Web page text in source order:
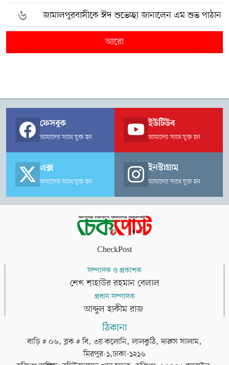
৬ জামালপুরবাসীকে ঈদ শুভেচ্ছা জানালেন এম শুভ পাঠান
আরো
ফেসবুক
আমাদের সাথে যুক্ত হন
ইউটিউব
আমাদের সাথে যুক্ত হন
এক্স
আমাদের সাথে যুক্ত হন
ইনস্টাগ্রাম
আমাদের সাথে যুক্ত হন
CheckPost
সম্পাদক ও প্রকাশক
শেখ শাহাউর রহমান বেলাল
প্রধান সম্পাদক
আব্দুল হাকীম রাজ
ঠিকানা
বাড়ি # ০৬, ব্লক # বি, ৩য় কলোনি, লালকুঠি, দারুস সালাম,
মিরপুর-১,ঢাকা-১২১৬